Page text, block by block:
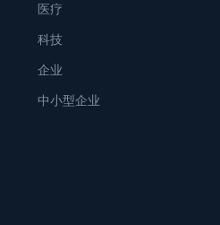
医疗
科技
企业
中小型企业